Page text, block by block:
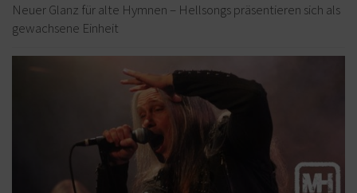
Neuer Glanz für alte Hymnen – Hellsongs präsentieren sich als
gewachsene Einheit